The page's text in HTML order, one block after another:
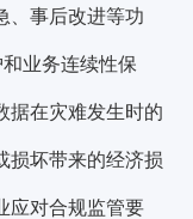
、事后改进等功
业务连续性保
据在灾难发生时的
损坏带来的经济损
应对合规监管要